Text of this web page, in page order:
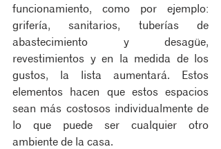
funcionamiento, como por ejemplo:
grifería, sanitarios, tuberías de
abastecimiento y desagüe,
revestimientos y en la medida de los
gustos, la lista aumentará. Estos
elementos hacen que estos espacios
sean más costosos individualmente de
lo que puede ser cualquier otro
ambiente de la casa.